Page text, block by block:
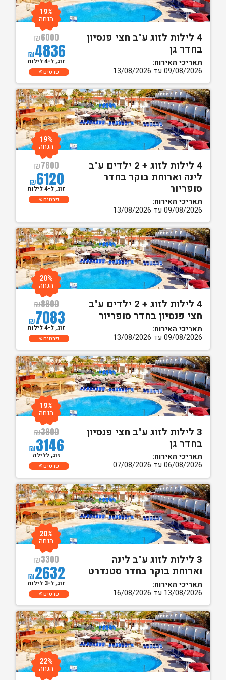
4 לילות לזוג ע"ב חצי פנסיון
בחדר גן
תאריכי האירוח:
09/08/2026 עד 13/08/2026
₪6000
₪4836
19%
הנחה
זוג, ל-4 לילות
פרטים
4 לילות לזוג + 2 ילדים ע"ב
לינה וארוחת בוקר בחדר
סופריור
תאריכי האירוח:
09/08/2026 עד 13/08/2026
₪7600
₪6120
19%
הנחה
זוג, ל-4 לילות
פרטים
4 לילות לזוג + 2 ילדים ע"ב
חצי פנסיון בחדר סופריור
תאריכי האירוח:
09/08/2026 עד 13/08/2026
₪8800
₪7083
20%
הנחה
זוג, ל-4 לילות
פרטים
3 לילות לזוג ע"ב חצי פנסיון
בחדר גן
תאריכי האירוח:
06/08/2026 עד 07/08/2026
₪3900
₪3146
19%
הנחה
זוג, ללילה
פרטים
3 לילות לזוג ע"ב לינה
וארוחת בוקר בחדר סטנדרט
תאריכי האירוח:
13/08/2026 עד 16/08/2026
₪3300
₪2632
20%
הנחה
זוג, ל-3 לילות
פרטים
22%
הנחה